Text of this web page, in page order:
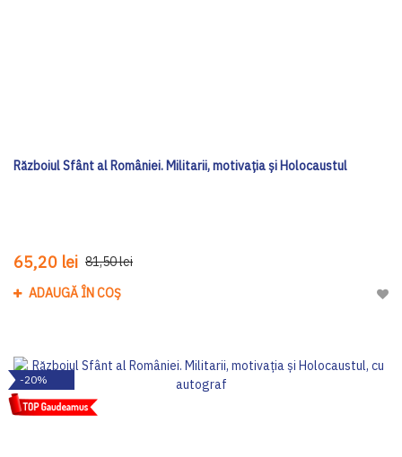
Războiul Sfânt al României. Militarii, motivația și Holocaustul
65,20 lei 81,50 lei
ADAUGĂ ÎN COȘ
-20%